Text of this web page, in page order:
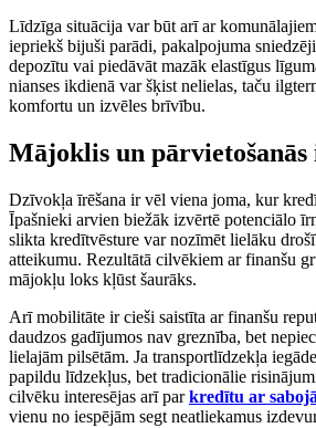
Līdzīga situācija var būt arī ar
iepriekš bijuši parādi, pakalpojuma
depozītu vai piedāvāt mazāk elastīgus
nianses ikdienā var šķist nelielas, taču
komfortu un izvēles brīvību.
Mājoklis un pārvietošanās
Dzīvokļa īrēšana ir vēl viena joma, kur
Īpašnieki arvien biežāk izvērtē potenciālo
slikta kredītvēsture var nozīmēt lielāku
atteikumu. Rezultātā cilvēkiem ar finanšu
mājokļu loks kļūst šaurāks.
Arī mobilitāte ir cieši saistīta ar finanšu
daudzos gadījumos nav greznība, bet
lielajām pilsētām. Ja transportlīdzekļa
papildu līdzekļus, bet tradicionālie
cilvēku interesējas arī parkredītu ar
vienu no iespējām segt neatliekamus